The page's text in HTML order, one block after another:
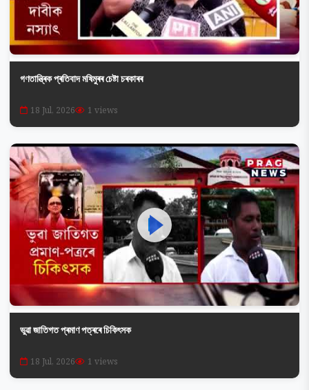
গণতান্ত্ৰিক প্ৰতিবাদ মষিমুৰৰ চেষ্টা চৰকাৰৰ
18 Jul, 2026 1 views
ভুৱা জাতিগত প্ৰমাণ পত্ৰৰে চিকিৎসক
18 Jul, 2026 1 views